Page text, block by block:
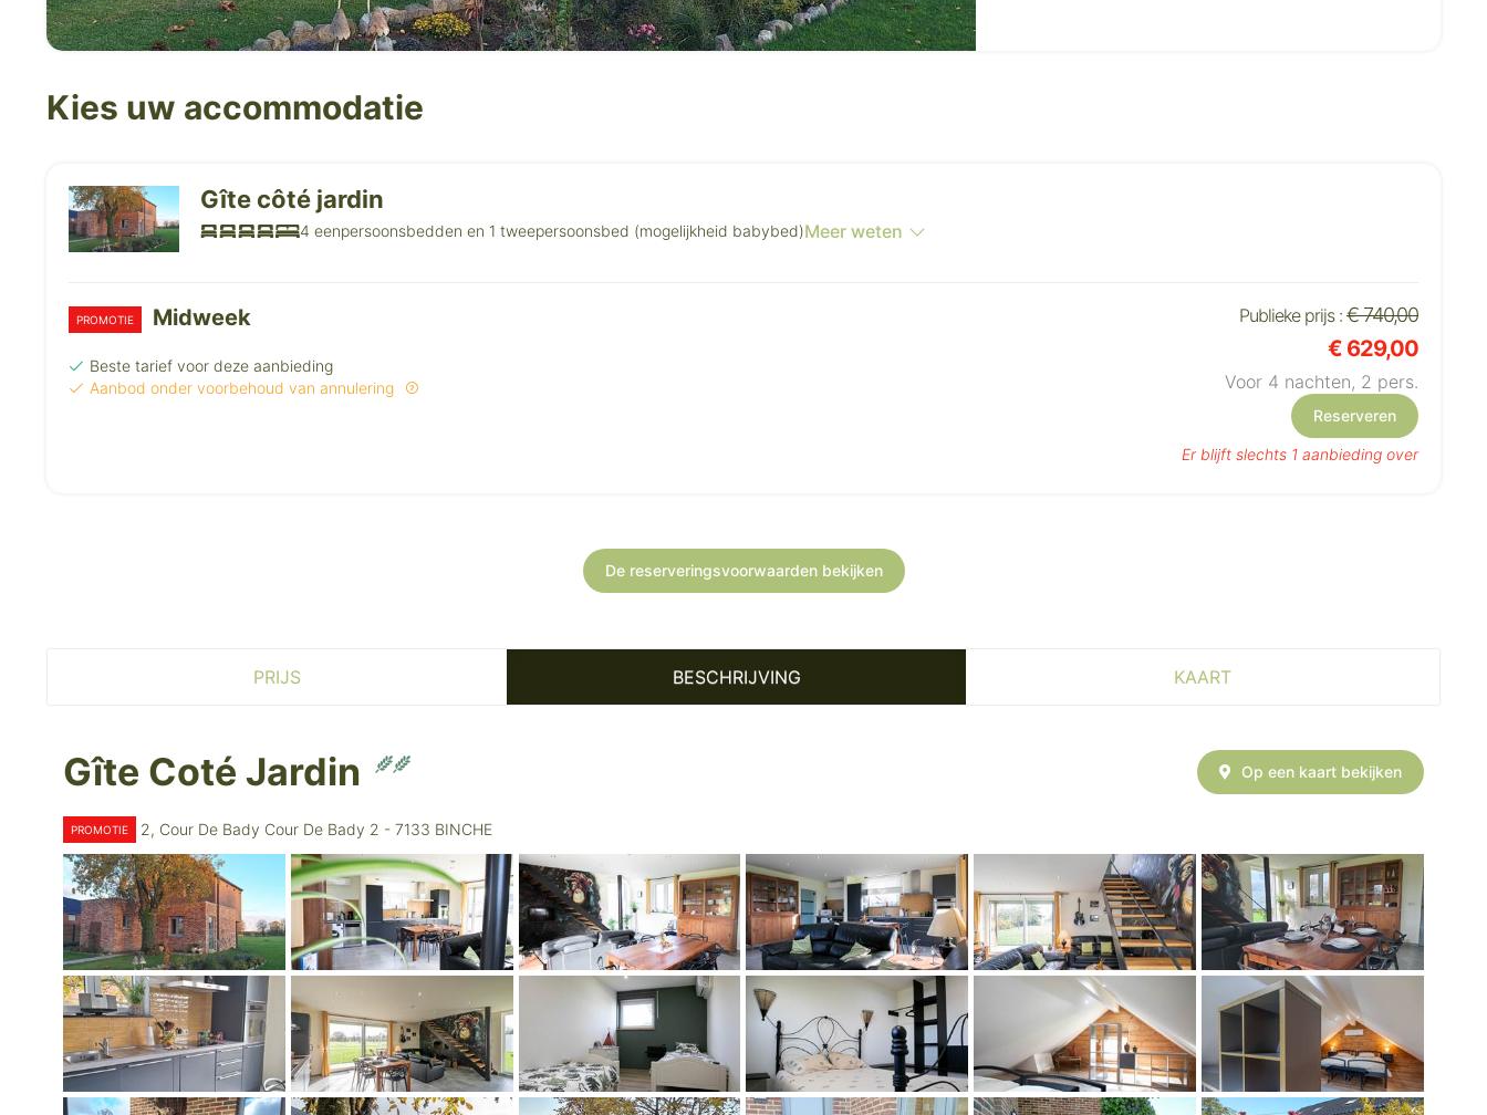
Kies uw accommodatie
Gîte côté jardin
4 eenpersoonsbedden en 1 tweepersoonsbed (mogelijkheid babybed)Meer weten
PROMOTIE Midweek
Beste tarief voor deze aanbieding
Aanbod onder voorbehoud van annulering
Publieke prijs : € 740,00
€ 629,00
Voor 4 nachten, 2 pers.
Reserveren
Er blijft slechts 1 aanbieding over
De reserveringsvoorwaarden bekijken
PRIJS BESCHRIJVING KAART
Gîte Coté Jardin
PROMOTIE 2, Cour De Bady Cour De Bady 2 - 7133 BINCHE
Op een kaart bekijken